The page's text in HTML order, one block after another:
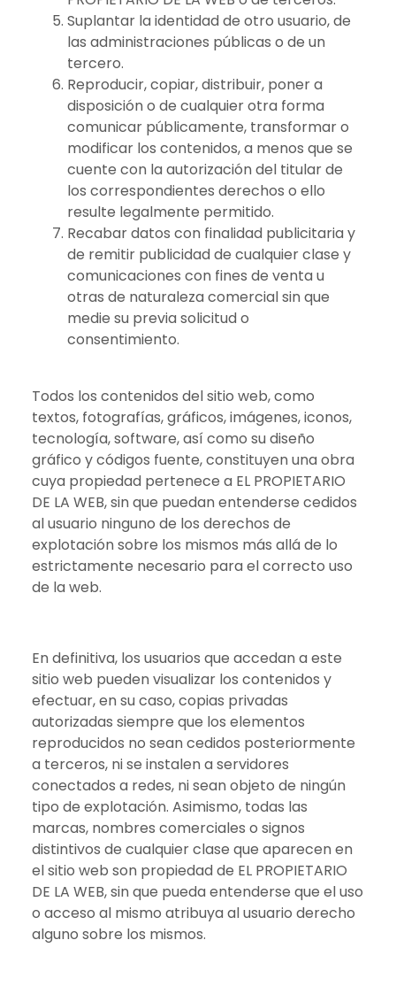
Suplantar la identidad de otro usuario, de
las administraciones públicas o de un
tercero.
Reproducir, copiar, distribuir, poner a
disposición o de cualquier otra forma
comunicar públicamente, transformar o
modificar los contenidos, a menos que se
cuente con la autorización del titular de
los correspondientes derechos o ello
resulte legalmente permitido.
Recabar datos con finalidad publicitaria y
de remitir publicidad de cualquier clase y
comunicaciones con fines de venta u
otras de naturaleza comercial sin que
medie su previa solicitud o
consentimiento.
Todos los contenidos del sitio web, como
textos, fotografías, gráficos, imágenes, iconos,
tecnología, software, así como su diseño
gráfico y códigos fuente, constituyen una obra
cuya propiedad pertenece a EL PROPIETARIO
DE LA WEB, sin que puedan entenderse cedidos
al usuario ninguno de los derechos de
explotación sobre los mismos más allá de lo
estrictamente necesario para el correcto uso
de la web.
En definitiva, los usuarios que accedan a este
sitio web pueden visualizar los contenidos y
efectuar, en su caso, copias privadas
autorizadas siempre que los elementos
reproducidos no sean cedidos posteriormente
a terceros, ni se instalen a servidores
conectados a redes, ni sean objeto de ningún
tipo de explotación. Asimismo, todas las
marcas, nombres comerciales o signos
distintivos de cualquier clase que aparecen en
el sitio web son propiedad de EL PROPIETARIO
DE LA WEB, sin que pueda entenderse que el uso
o acceso al mismo atribuya al usuario derecho
alguno sobre los mismos.